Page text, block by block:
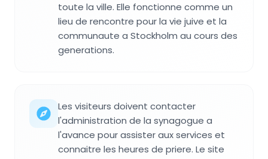
toute la ville. Elle fonctionne comme un
lieu de rencontre pour la vie juive et la
communaute a Stockholm au cours des
generations.
Les visiteurs doivent contacter
l'administration de la synagogue a
l'avance pour assister aux services et
connaitre les heures de priere. Le site